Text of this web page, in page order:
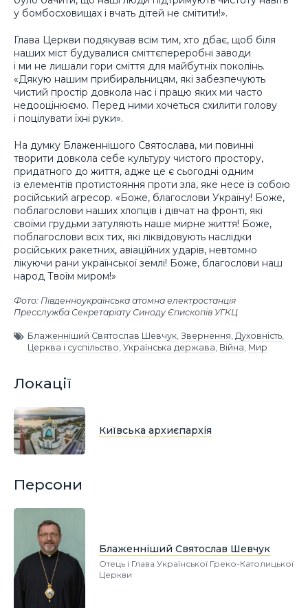
у бомбосховищах і вчать дітей не смітити!».
Глава Церкви подякував всім тим, хто дбає, щоб біля
наших міст будувалися сміттєпереробні заводи
і ми не лишали гори сміття для майбутніх поколінь.
«Дякую нашим прибиральницям, які забезпечують
чистий простір довкола нас і працю яких ми часто
недооцінюємо. Перед ними хочеться схилити голову
і поцілувати їхні руки».
На думку Блаженнішого Святослава, ми повинні
творити довкола себе культуру чистого простору,
придатного до життя, адже це є сьогодні одним
із елементів протистояння проти зла, яке несе із собою
російський агресор. «Боже, благослови Україну! Боже,
поблагослови наших хлопців і дівчат на фронті, які
своїми грудьми затуляють наше мирне життя! Боже,
поблагослови всіх тих, які ліквідовують наслідки
російських ракетних, авіаційних ударів, невтомно
лікуючи рани української землі! Боже, благослови наш
народ Твоїм миром!»
Фото: Південноукраїнська атомна електростанція
Пресслужба Секретаріату Синоду Єпископів УГКЦ
Блаженніший Святослав Шевчук Звернення Духовність
Церква і суспільство Українська держава Війна Мир
Локації
Київська архиєпархія
Персони
Блаженніший Святослав Шевчук
Отець і Глава Української Греко-Католицької
Церкви